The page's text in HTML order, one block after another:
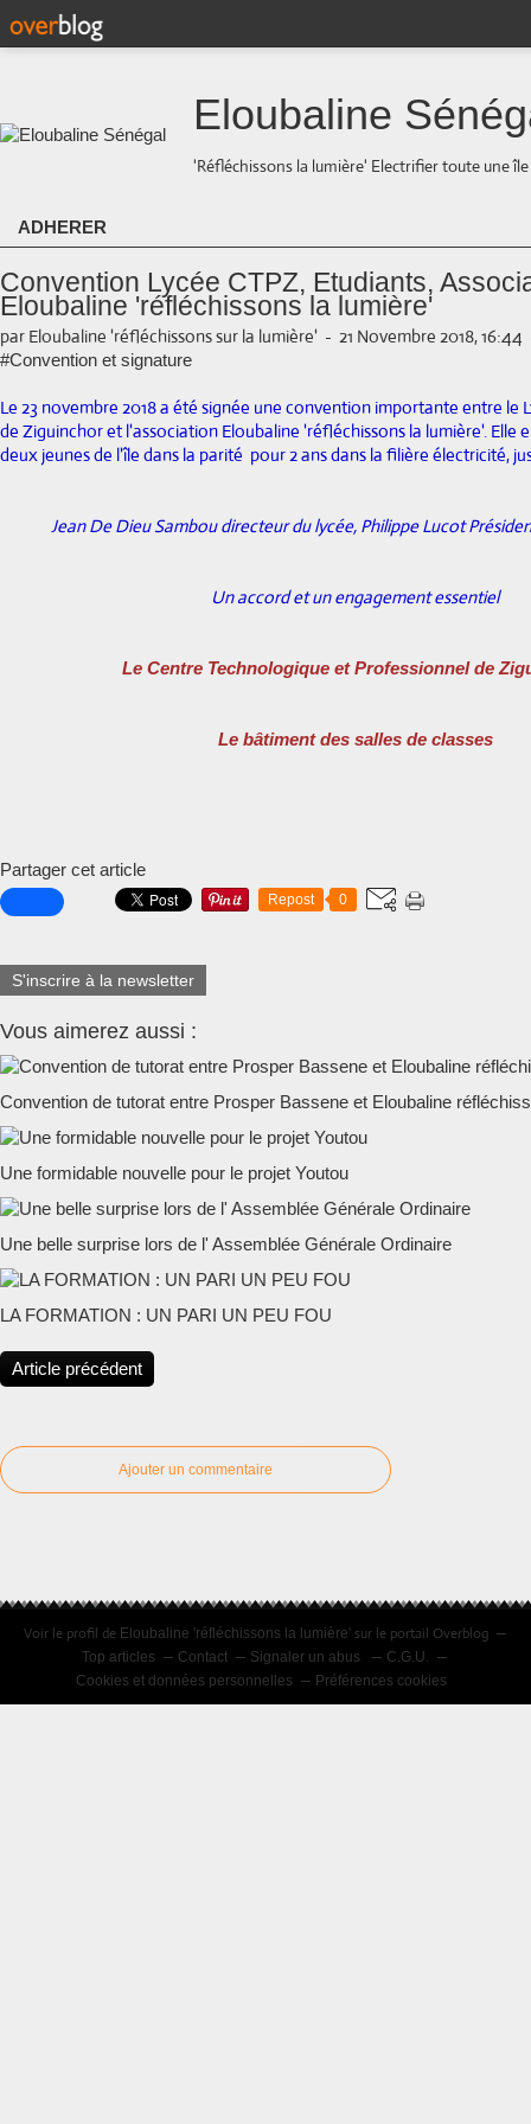
Eloubaline
'Réfléchissons la lumière' Electrifier toute une
ADHERER
Convention Lycée CTPZ, Etudiants,
Eloubaline 'réfléchissons la lumière'
par Eloubaline 'réfléchissons sur la lumière' - 21 Novembre 2018, 16:44
#Convention et signature
Le 23 novembre 2018 a été signée une convention importante entre le
de Ziguinchor et l'association Eloubaline 'réfléchissons la lumière'. Elle
deux jeunes de l'île dans la parité pour 2 ans dans la filière électricité,
Jean De Dieu Sambou directeur du lycée, Philippe Lucot
Un accord et un engagement essentiel
Le Centre Technologique et Professionnel de
Le bâtiment des salles de classes
Partager cet article
Repost 0
S'inscrire à la newsletter
Vous aimerez aussi :
Convention de tutorat entre Prosper Bassene et Eloubaline
Une formidable nouvelle pour le projet Youtou
Une belle surprise lors de l' Assemblée Générale Ordinaire
LA FORMATION : UN PARI UN PEU FOU
Article précédent
Ajouter un commentaire
Voir le profil de Eloubaline 'réfléchissons la lumière' sur le portail Overblog
Top articles Contact Signaler un abus
C.G.U.
Cookies et données personnelles
Préférences cookies